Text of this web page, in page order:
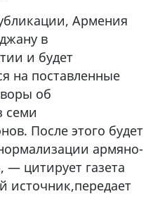
Армения
в
и будет
на поставленные
об
семи
После этого будет
армяно-
— цитирует газета
источник,передает